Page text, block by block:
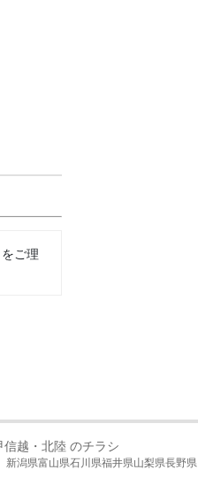
ご理
信越・北陸 のチラシ
新潟県富山県石川県福井県山梨県長野県